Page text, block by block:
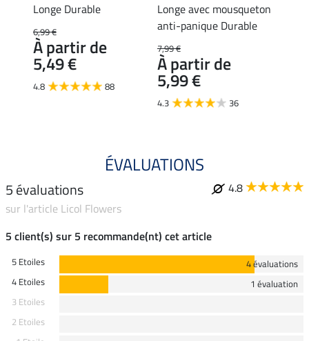
Longe Durable
6,99 €
À partir de
5,49 €
4.8 88
Longe avec mousqueton
anti-panique Durable
7,99 €
À partir de
5,99 €
4.3 36
ÉVALUATIONS
5 évaluations
4.8
sur l'article Licol Flowers
5 client(s) sur 5 recommande(nt) cet article
5 Etoiles
4 évaluations
4 Etoiles
1 évaluation
3 Etoiles
2 Etoiles